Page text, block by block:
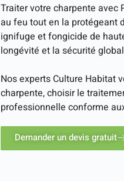
Traiter votre charpente avec
au feu tout en la protégeant
ignifuge et fongicide de
longévité et la sécurité
Nos experts Culture Habitat
charpente, choisir le
professionnelle conforme
Demander un devis gratuit